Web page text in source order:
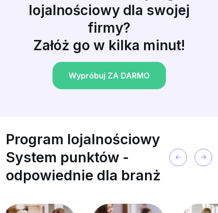
lojalnościowy dla swojej
firmy?
Załóż go w kilka minut!
Wypróbuj ZA DARMO
Program lojalnościowy
System punktów -
odpowiednie dla branż